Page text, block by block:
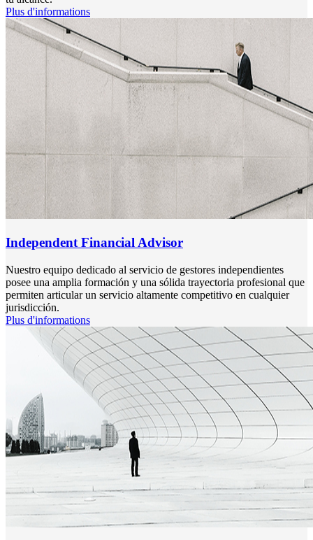
Plus d'informations
Independent Financial Advisor
Nuestro equipo dedicado al servicio de gestores independientes
posee una amplia formación y una sólida trayectoria profesional que
permiten articular un servicio altamente competitivo en cualquier
jurisdicción.
Plus d'informations